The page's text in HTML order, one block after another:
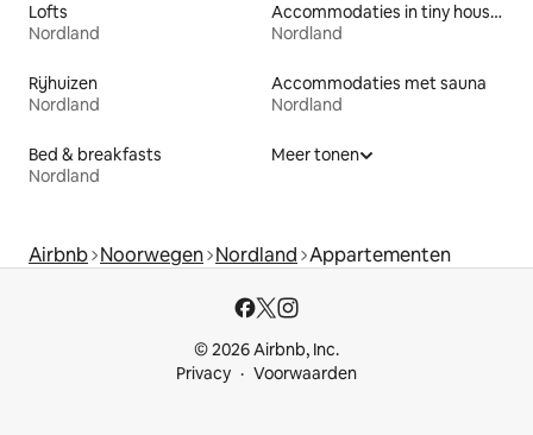
Lofts
Nordland
Accommodaties in tiny houses
Nordland
Rijhuizen
Nordland
Accommodaties met sauna
Nordland
Bed & breakfasts
Nordland
Meer tonen
Airbnb Noorwegen Nordland Appartementen
© 2026 Airbnb, Inc.
Privacy
Voorwaarden